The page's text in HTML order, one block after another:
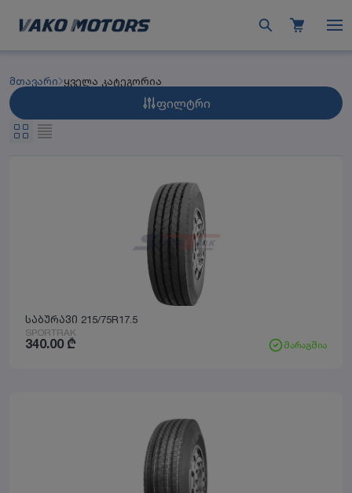
მთავარი ყველა კატეგორია
ფილტრი
საბურავი 215/75R17.5
SPORTRAK
მარაგშია
340.00 ₾